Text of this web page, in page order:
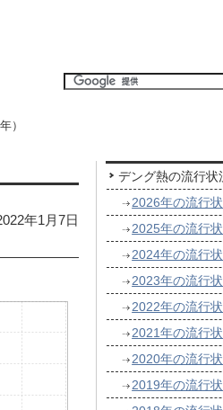
）
年1月7日
デング熱の流行状
2026年の流行
2025年の流行
2024年の流行
2023年の流行
2022年の流行
2021年の流行
2020年の流行
2019年の流行